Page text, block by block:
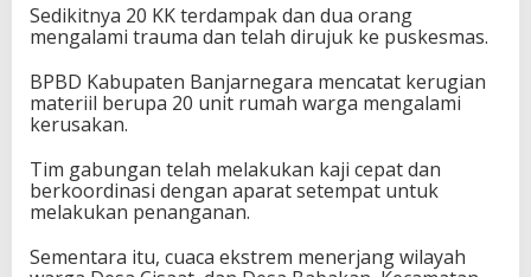
Sedikitnya 20 KK terdampak dan dua orang
mengalami trauma dan telah dirujuk ke puskesmas.
BPBD Kabupaten Banjarnegara mencatat kerugian
materiil berupa 20 unit rumah warga mengalami
kerusakan.
Tim gabungan telah melakukan kaji cepat dan
berkoordinasi dengan aparat setempat untuk
melakukan penanganan.
Sementara itu, cuaca ekstrem menerjang wilayah